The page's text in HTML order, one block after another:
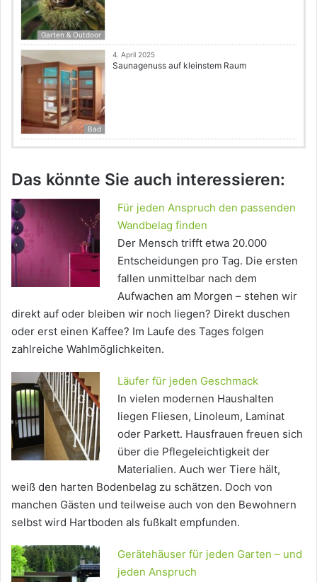
Garten & Outdoor
Bad
4. April 2025
Saunagenuss auf kleinstem Raum
Das könnte Sie auch interessieren:
Für jeden Anspruch den passenden
Wandbelag finden
Der Mensch trifft etwa 20.000
Entscheidungen pro Tag. Die ersten
fallen unmittelbar nach dem
Aufwachen am Morgen – stehen wir
direkt auf oder bleiben wir noch liegen? Direkt duschen
oder erst einen Kaffee? Im Laufe des Tages folgen
zahlreiche Wahlmöglichkeiten.
Läufer für jeden Geschmack
In vielen modernen Haushalten
liegen Fliesen, Linoleum, Laminat
oder Parkett. Hausfrauen freuen sich
über die Pflegeleichtigkeit der
Materialien. Auch wer Tiere hält,
weiß den harten Bodenbelag zu schätzen. Doch von
manchen Gästen und teilweise auch von den Bewohnern
selbst wird Hartboden als fußkalt empfunden.
Gerätehäuser für jeden Garten – und
jeden Anspruch